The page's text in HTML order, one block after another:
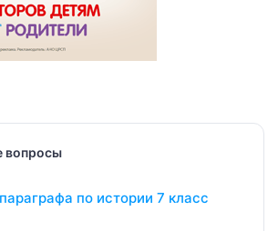
вопросы
по истории 7 класс